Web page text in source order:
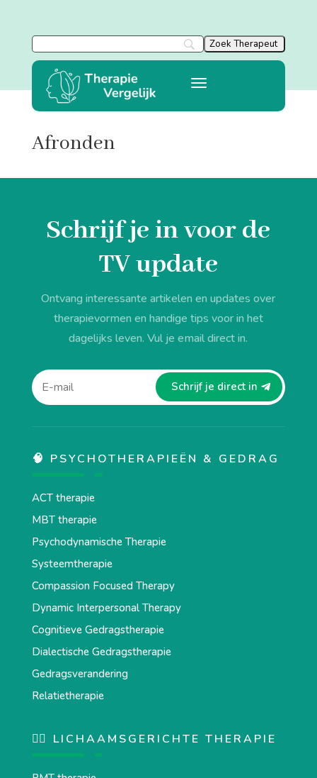
Afronden
Schrijf je in voor de
TV update
Ontvang interessante artikelen en updates over
therapievormen en handige tips voor in het
dagelijks leven. Vul je email direct in.
Schrijf je direct in
🧠 PSYCHOTHERAPIEËN & GEDRAG
ACT therapie
MBT therapie
Psychodynamische Therapie
Systeemtherapie
Compassion Focused Therapy
Dynamic Interpersonal Therapy
Cognitieve Gedragstherapie
Dialectische Gedragstherapie
Gedragsverandering
Relatietherapie
💆‍♂️ LICHAAMSGERICHTE THERAPIE